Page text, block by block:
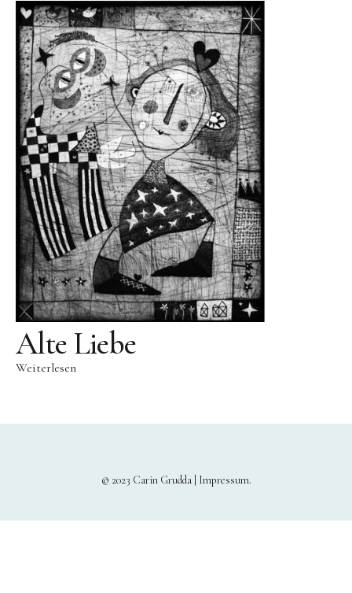
Kontakt
Wegbeschreibung
Impressum
Datenschutz
Alte Liebe
Weiterlesen
© 2023 Carin Grudda | Impressum